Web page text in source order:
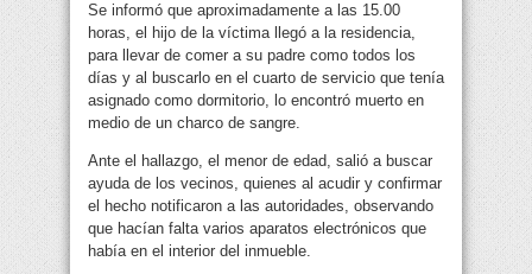
Se informó que aproximadamente a las 15.00
horas, el hijo de la víctima llegó a la residencia,
para llevar de comer a su padre como todos los
días y al buscarlo en el cuarto de servicio que tenía
asignado como dormitorio, lo encontró muerto en
medio de un charco de sangre.
Ante el hallazgo, el menor de edad, salió a buscar
ayuda de los vecinos, quienes al acudir y confirmar
el hecho notificaron a las autoridades, observando
que hacían falta varios aparatos electrónicos que
había en el interior del inmueble.